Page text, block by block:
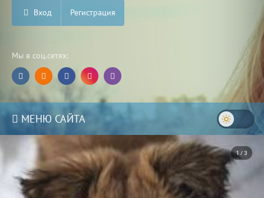
Вход Регистрация
Мы в соц.сетях:
МЕНЮ САЙТА
1 / 3